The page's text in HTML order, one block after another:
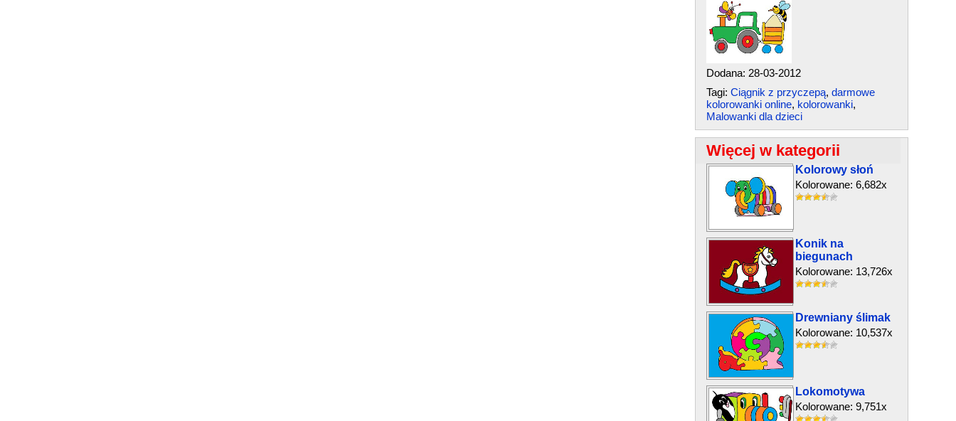
Dodana: 28-03-2012
Tagi: Ciągnik z przyczepą, darmowe
kolorowanki online, kolorowanki,
Malowanki dla dzieci
Więcej w kategorii
Kolorowy słoń
Kolorowane: 6,682x
Konik na
biegunach
Kolorowane: 13,726x
Drewniany ślimak
Kolorowane: 10,537x
Lokomotywa
Kolorowane: 9,751x